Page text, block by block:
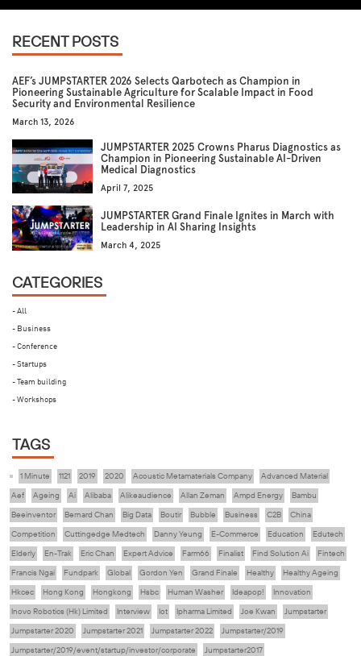
RECENT POSTS
AEF’s JUMPSTARTER 2026 Selects Qarbotech as Champion in
Pioneering Sustainable Agriculture for Scalable Impact in Food
Security and Environmental Resilience
March 13, 2026
JUMPSTARTER 2025 Crowns Pharus Diagnostics as
Champion in Pioneering Sustainable AI-Driven
Medical Diagnostics
April 7, 2025
JUMPSTARTER Grand Finale Ignites in March with
Leadership in AI Sharing Insights
March 4, 2025
CATEGORIES
- All
- Business
- Conference
- Startups
- Team building
- Workshops
TAGS
1 Minute 1121 2019 2020 Acoustic Metamaterials Company
Advanced Material
Aef
Ageing Ai Alibaba Alikeaudience Allan Zeman Ampd Energy
Bambu
Beeinventor
Bernard Chan Big Data Boutir Bubble Business C2B
China
Competition
Cuttingedge Medtech Danny Yeung E-Commerce Education
Edutech
Elderly
En-Trak Eric Chan Expert Advice Farm66 Finalist Find Solution Ai
Fintech
Francis Ngai
Fundpark Global Gordon Yen Grand Finale Healthy
Healthy Ageing
Hkcec
Hong Kong Hongkong Hsbc Human Washer Ideapop!
Innovation
Inovo Robotics (Hk) Limited
Interview Iot Ipharma Limited Joe Kwan
Jumpstarter
Jumpstarter 2020
Jumpstarter 2021 Jumpstarter 2022
Jumpstarter/2019
Jumpstarter/2019/event/startup/investor/corporate
Jumpstarter2017